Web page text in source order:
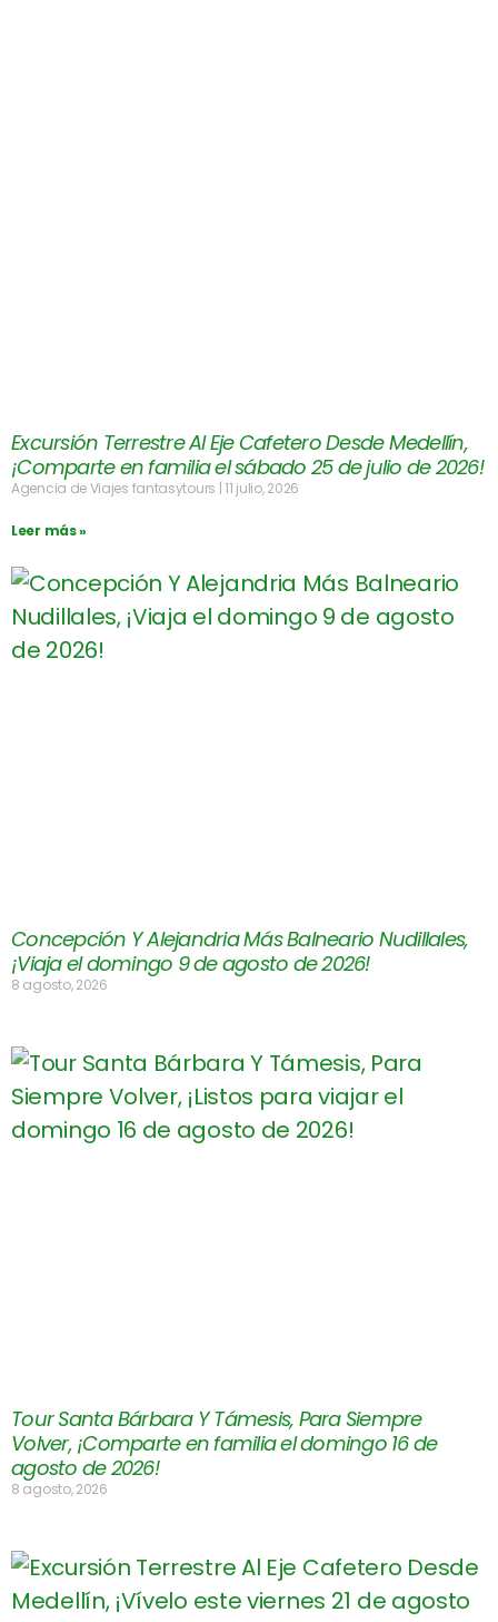
Excursión Terrestre Al Eje Cafetero Desde Medellín,
¡Comparte en familia el sábado 25 de julio de 2026!
Agencia de Viajes fantasytours 11 julio, 2026
Leer más »
Concepción Y Alejandria Más Balneario Nudillales,
¡Viaja el domingo 9 de agosto de 2026!
8 agosto, 2026
Tour Santa Bárbara Y Támesis, Para Siempre
Volver, ¡Comparte en familia el domingo 16 de
agosto de 2026!
8 agosto, 2026